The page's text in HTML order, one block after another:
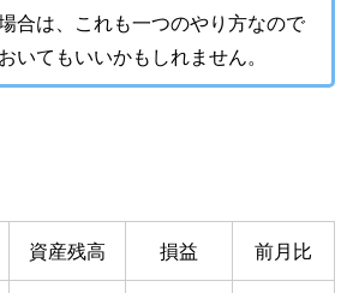
合は、これも一つのやり方なので
いてもいいかもしれません。
資産残高 損益 前月比